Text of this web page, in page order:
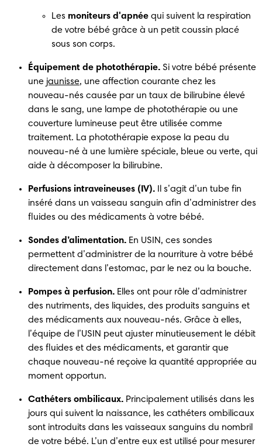
Les moniteurs d'apnée qui suivent la respiration
de votre bébé grâce à un petit coussin placé
sous son corps.
Équipement de photothérapie. Si votre bébé présente
une jaunisse, une affection courante chez les
nouveau-nés causée par un taux de bilirubine élevé
dans le sang, une lampe de photothérapie ou une
couverture lumineuse peut être utilisée comme
traitement. La photothérapie expose la peau du
nouveau-né à une lumière spéciale, bleue ou verte, qui
aide à décomposer la bilirubine.
Perfusions intraveineuses (IV). Il s’agit d’un tube fin
inséré dans un vaisseau sanguin afin d’administrer des
fluides ou des médicaments à votre bébé.
Sondes d’alimentation. En USIN, ces sondes
permettent d’administrer de la nourriture à votre bébé
directement dans l’estomac, par le nez ou la bouche.
Pompes à perfusion. Elles ont pour rôle d’administrer
des nutriments, des liquides, des produits sanguins et
des médicaments aux nouveau-nés. Grâce à elles,
l’équipe de l’USIN peut ajuster minutieusement le débit
des fluides et des médicaments, et garantir que
chaque nouveau-né reçoive la quantité appropriée au
moment opportun.
Cathéters ombilicaux. Principalement utilisés dans les
jours qui suivent la naissance, les cathéters ombilicaux
sont introduits dans les vaisseaux sanguins du nombril
de votre bébé. L’un d’entre eux est utilisé pour mesurer